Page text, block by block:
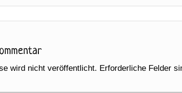
wird nicht veröffentlicht. Erforderliche Felder